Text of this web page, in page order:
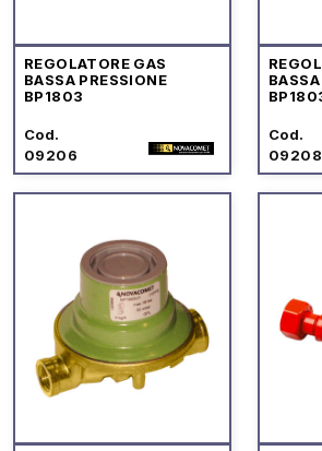
REGOLATORE GAS
BASSA PRESSIONE
BP1803
Cod.
09206
Cod.
09208